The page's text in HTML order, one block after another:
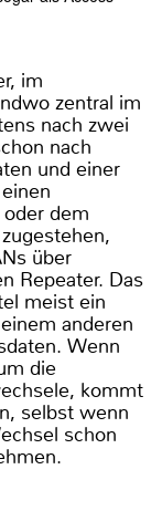
im
zentral im
nach zwei
nach
und einer
dem
über
Repeater. Das
meist ein
anderen
Wenn
die
kommt
selbst wenn
schon